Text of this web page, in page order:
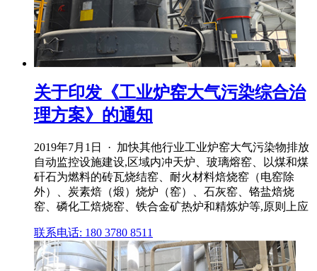
关于印发《工业炉窑大气污染综合治
理方案》的通知
2019年7月1日 · 加快其他行业工业炉窑大气污染物排放
自动监控设施建设,区域内冲天炉、玻璃熔窑、以煤和煤
矸石为燃料的砖瓦烧结窑、耐火材料焙烧窑（电窑除
外）、炭素焙（煅）烧炉（窑）、石灰窑、铬盐焙烧
窑、磷化工焙烧窑、铁合金矿热炉和精炼炉等,原则上应
联系电话: 180 3780 8511